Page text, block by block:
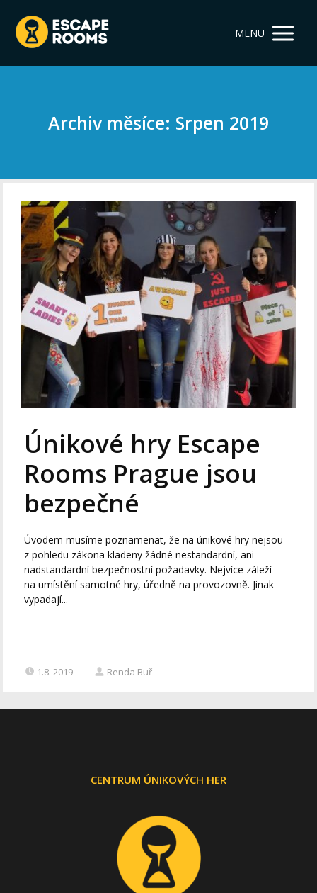
MENU
Archiv měsíce: Srpen 2019
Únikové hry Escape
Rooms Prague jsou
bezpečné
Úvodem musíme poznamenat, že na únikové hry nejsou
z pohledu zákona kladeny žádné nestandardní, ani
nadstandardní bezpečnostní požadavky. Nejvíce záleží
na umístění samotné hry, úředně na provozovně. Jinak
vypadají...
1.8. 2019 Renda Buř
CENTRUM ÚNIKOVÝCH HER